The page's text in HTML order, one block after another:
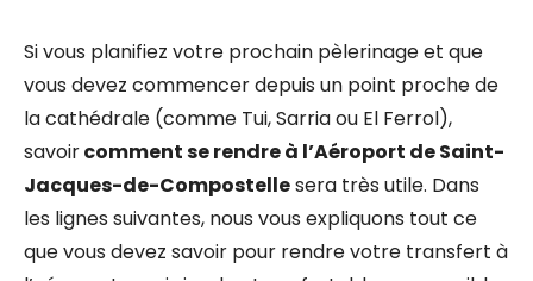
Si vous planifiez votre prochain pèlerinage et que
vous devez commencer depuis un point proche de
la cathédrale (comme Tui, Sarria ou El Ferrol),
savoircomment se rendre à l’Aéroport de Saint-
Jacques-de-Compostellesera très utile. Dans
les lignes suivantes, nous vous expliquons tout ce
que vous devez savoir pour rendre votre transfert à